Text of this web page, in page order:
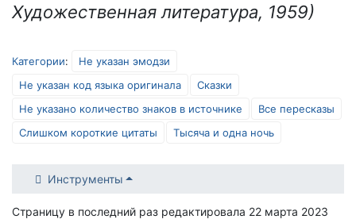
Художественная литература, 1959)
Категории:
Не указан эмодзи
Не указан код языка оригинала
Сказки
Не указано количество знаков в источнике
Все пересказы
Слишком короткие цитаты
Тысяча и одна ночь
Инструменты
Страницу в последний раз редактировала 22 марта 2023